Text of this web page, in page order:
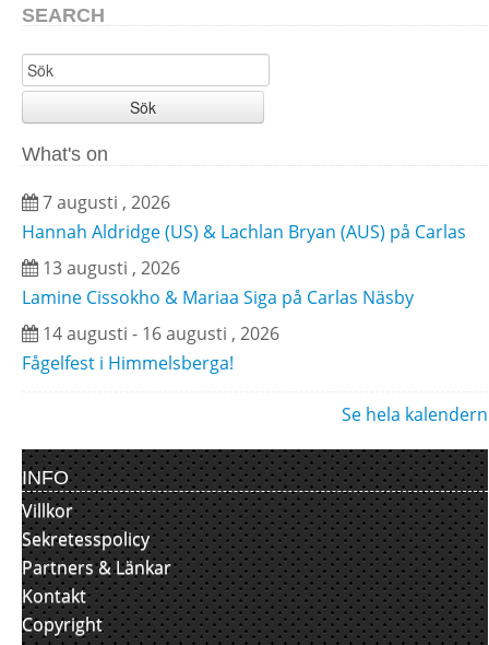
SEARCH
Sök
What's on
7 augusti , 2026
Hannah Aldridge (US) & Lachlan Bryan (AUS) på Carlas
13 augusti , 2026
Lamine Cissokho & Mariaa Siga på Carlas Näsby
14 augusti - 16 augusti , 2026
Fågelfest i Himmelsberga!
Se hela kalendern
INFO
Villkor
Sekretesspolicy
Partners & Länkar
Kontakt
Copyright